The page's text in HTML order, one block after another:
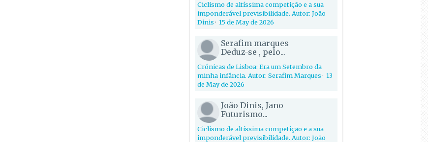
Ciclismo de altíssima competição e a sua
imponderável previsibilidade. Autor: João
Dinis· 15 de May de 2026
Serafim marques
Deduz-se , pelo...
Crónicas de Lisboa: Era um Setembro da
minha infância. Autor: Serafim Marques· 13
de May de 2026
João Dinis, Jano
Futurismo...
Ciclismo de altíssima competição e a sua
imponderável previsibilidade. Autor: João